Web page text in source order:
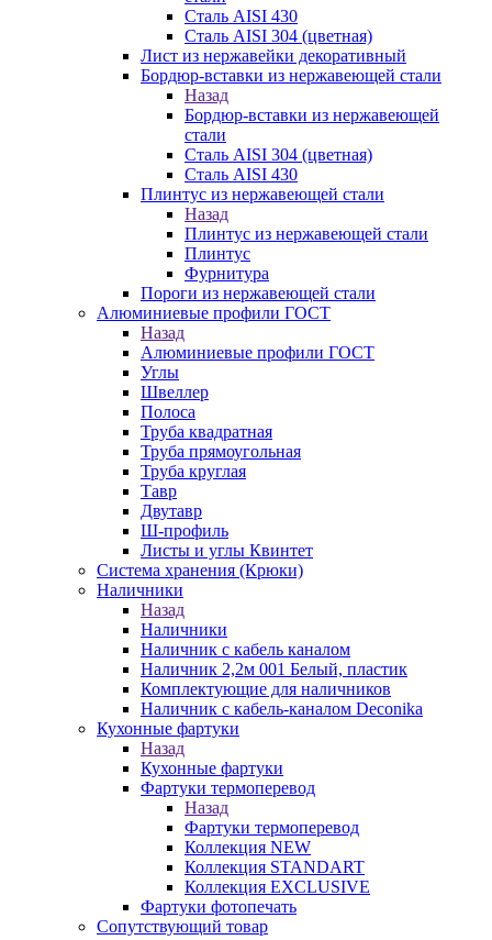
Сталь AISI 430
Сталь AISI 304 (цветная)
Лист из нержавейки декоративный
Бордюр-вставки из нержавеющей стали
Назад
Бордюр-вставки из нержавеющей
стали
Сталь AISI 304 (цветная)
Сталь AISI 430
Плинтус из нержавеющей стали
Назад
Плинтус из нержавеющей стали
Плинтус
Фурнитура
Пороги из нержавеющей стали
Алюминиевые профили ГОСТ
Назад
Алюминиевые профили ГОСТ
Углы
Швеллер
Полоса
Труба квадратная
Труба прямоугольная
Труба круглая
Тавр
Двутавр
Ш-профиль
Листы и углы Квинтет
Система хранения (Крюки)
Наличники
Назад
Наличники
Наличник с кабель каналом
Наличник 2,2м 001 Белый, пластик
Комплектующие для наличников
Наличник с кабель-каналом Deconika
Кухонные фартуки
Назад
Кухонные фартуки
Фартуки термоперевод
Назад
Фартуки термоперевод
Коллекция NEW
Коллекция STANDART
Коллекция EXCLUSIVE
Фартуки фотопечать
Сопутствующий товар